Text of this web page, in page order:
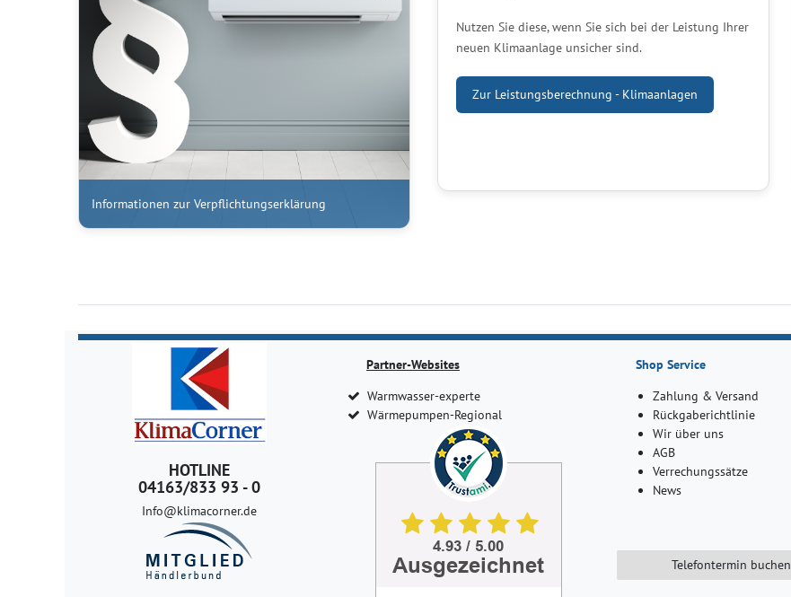
Informationen zur Verpflichtungserklärung
Nutzen Sie diese, wenn Sie sich bei der Leistung Ihrer
neuen Klimaanlage unsicher sind.
Zur Leistungsberechnung - Klimaanlagen
HOTLINE
04163/833 93 - 0
Info@klimacorner.de
Partner-Websites
Warmwasser-experte
Wärmepumpen-Regional
Shop Service
Zahlung & Versand
Rückgaberichtlinie
Wir über uns
AGB
Verrechungssätze
News
Telefontermin buchen